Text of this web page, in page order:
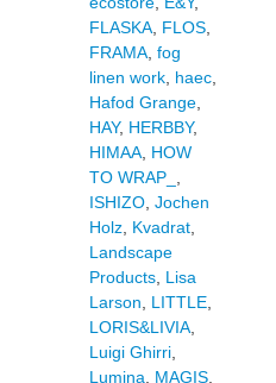
FLASKA, FLOS,
FRAMA, fog
linen work, haec,
Hafod Grange,
HAY, HERBBY,
HIMAA, HOW
TO WRAP_
ISHIZO, Jochen
Holz, Kvadrat,
Landscape
Products, Lisa
Larson
LITTLE,
LORIS&LIVIA,
Luigi Ghirri,
Lumina
MAGIS,